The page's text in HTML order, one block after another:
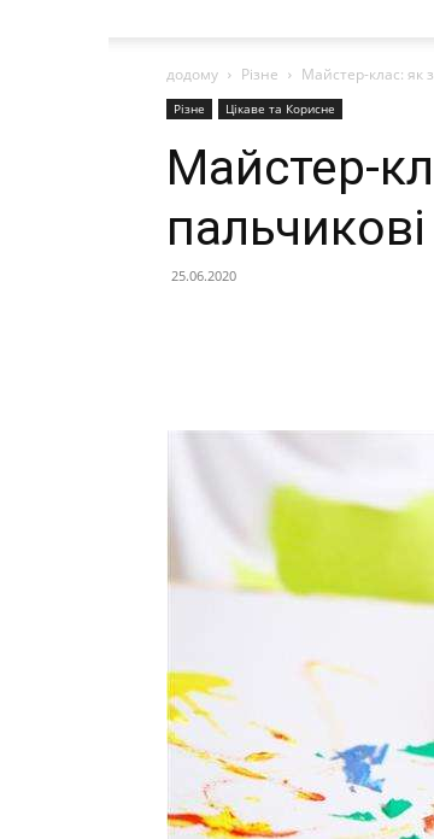
додому Різне Майстер-клас: як
Різне Цікаве та Корисне
Майстер-
25.06.2020